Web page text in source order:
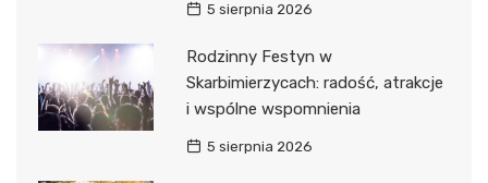
5 sierpnia 2026
Rodzinny Festyn w
Skarbimierzycach: radość, atrakcje
i wspólne wspomnienia
5 sierpnia 2026